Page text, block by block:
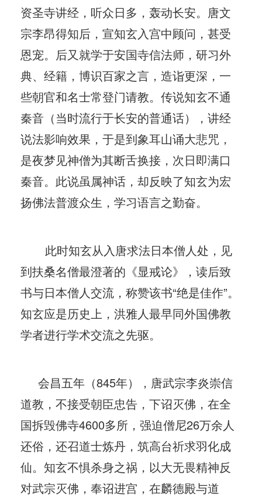
资圣寺讲经，听众日多，轰动长安。唐文
宗李昂得知后，宣知玄入宫中顾问，甚受
恩宠。后又就学于安国寺信法师，研习外
典、经籍，博识百家之言，造诣更深，一
些朝官和名士常登门请教。传说知玄不通
秦音（当时流行于长安的普通话），讲经
说法影响效果，于是到象耳山诵大悲咒，
是夜梦见神僧为其断舌换接，次日即满口
秦音。此说虽属神话，却反映了知玄为宏
扬佛法普渡众生，学习语言之勤奋。
此时知玄从入唐求法日本僧人处，见
到扶桑名僧最澄著的《显戒论》，读后致
书与日本僧人交流，称赞该书“绝是佳作”。
知玄应是历史上，洪雅人最早同外国佛教
学者进行学术交流之先驱。
会昌五年（845年），唐武宗李炎崇信
道教，不接受朝臣忠告，下诏灭佛，在全
国拆毁佛寺4600多所，强迫僧尼26万余人
还俗，还召道士炼丹，筑高台祈求羽化成
仙。知玄不惧杀身之祸，以大无畏精神反
对武宗灭佛，奉诏进宫，在麟德殿与道